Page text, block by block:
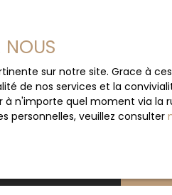
Société Worldline, Service
Pour en savoir plus sur le
veuillez consulter notre
NOUS
sur notre site. Grace à
de nos services et la
n'importe quel moment via la
personnelles, veuillez consulter